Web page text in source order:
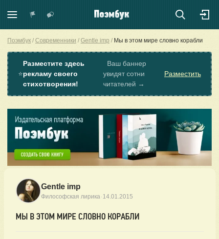
Поэмбук Современники Gentle imp Мы в этом мире словно корабли
⭐
Разместите здесь
рекламу своего
стихотворения!
Ваш баннер
увидят сотни
читателей →
Разместить
Gentle imp
Философская лирика· 14.01.2015
МЫ В ЭТОМ МИРЕ СЛОВНО КОРАБЛИ